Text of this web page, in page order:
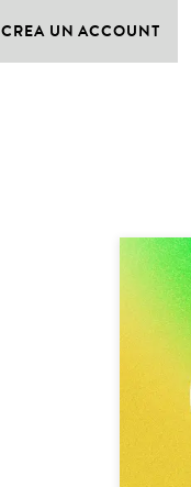
CREA UN ACCOUNT